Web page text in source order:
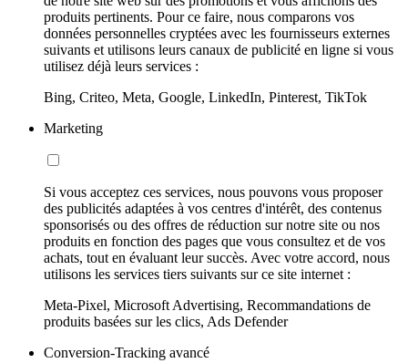
produits pertinents. Pour ce faire, nous comparons vos
données personnelles cryptées avec les fournisseurs externes
suivants et utilisons leurs canaux de publicité en ligne si vous
utilisez déjà leurs services :
Bing, Criteo, Meta, Google, LinkedIn, Pinterest, TikTok
Marketing
Si vous acceptez ces services, nous pouvons vous proposer
des publicités adaptées à vos centres d'intérêt, des contenus
sponsorisés ou des offres de réduction sur notre site ou nos
produits en fonction des pages que vous consultez et de vos
achats, tout en évaluant leur succès. Avec votre accord, nous
utilisons les services tiers suivants sur ce site internet :
Meta-Pixel, Microsoft Advertising, Recommandations de
produits basées sur les clics, Ads Defender
Conversion-Tracking avancé